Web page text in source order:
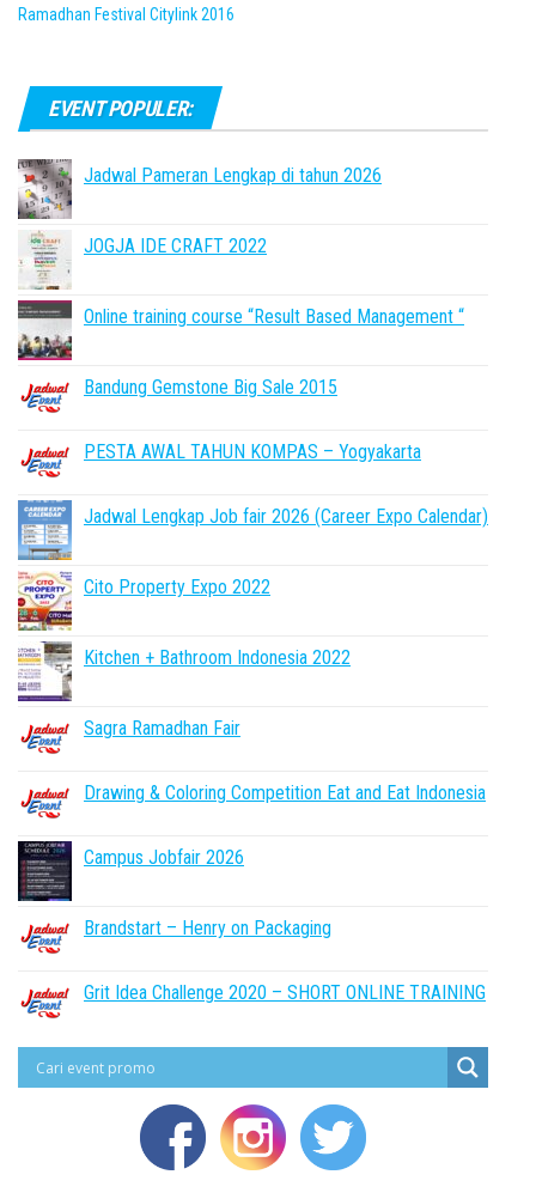
Ramadhan Festival Citylink 2016
EVENT POPULER:
Jadwal Pameran Lengkap di tahun 2026
JOGJA IDE CRAFT 2022
Online training course “Result Based Management “
Bandung Gemstone Big Sale 2015
PESTA AWAL TAHUN KOMPAS – Yogyakarta
Jadwal Lengkap Job fair 2026 (Career Expo Calendar)
Cito Property Expo 2022
Kitchen + Bathroom Indonesia 2022
Sagra Ramadhan Fair
Drawing & Coloring Competition Eat and Eat Indonesia
Campus Jobfair 2026
Brandstart – Henry on Packaging
Grit Idea Challenge 2020 – SHORT ONLINE TRAINING